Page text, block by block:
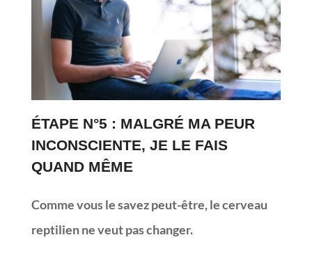
ÉTAPE N°5 : MALGRÉ MA PEUR
INCONSCIENTE, JE LE FAIS
QUAND MÊME
Comme vous le savez peut-être, le cerveau
reptilien ne veut pas changer.